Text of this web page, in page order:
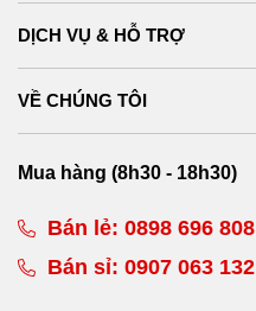
DỊCH VỤ & HỖ TRỢ
VỀ CHÚNG TÔI
Mua hàng (8h30 - 18h30)
Bán lẻ: 0898 696 808
Bán sỉ: 0907 063 132